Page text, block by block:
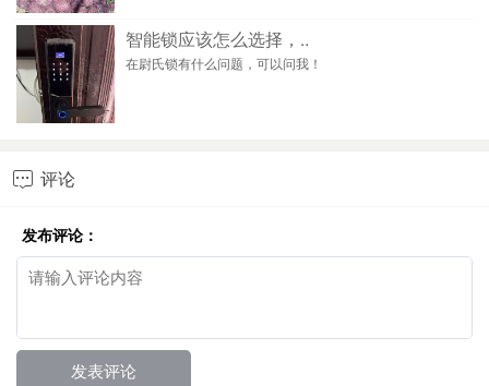
智能锁应该怎么选择，..
在尉氏锁有什么问题，可以问我！
 评论
发布评论：